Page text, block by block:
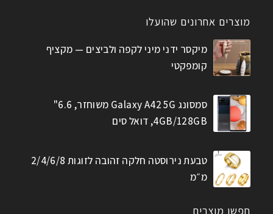
מוצרים אחרונים שהועלו
מיקסר ידני מיני לקפה ולביצים — מקציף
קומפקטי
סמסונג Galaxy A42 5G משוחזר, 6.6"
4GB/128GB, דואל סים
טבעת נירוסטה חלקה זהובה לזוגות 2/4/6/8
מ״מ
חפשו מוצרים